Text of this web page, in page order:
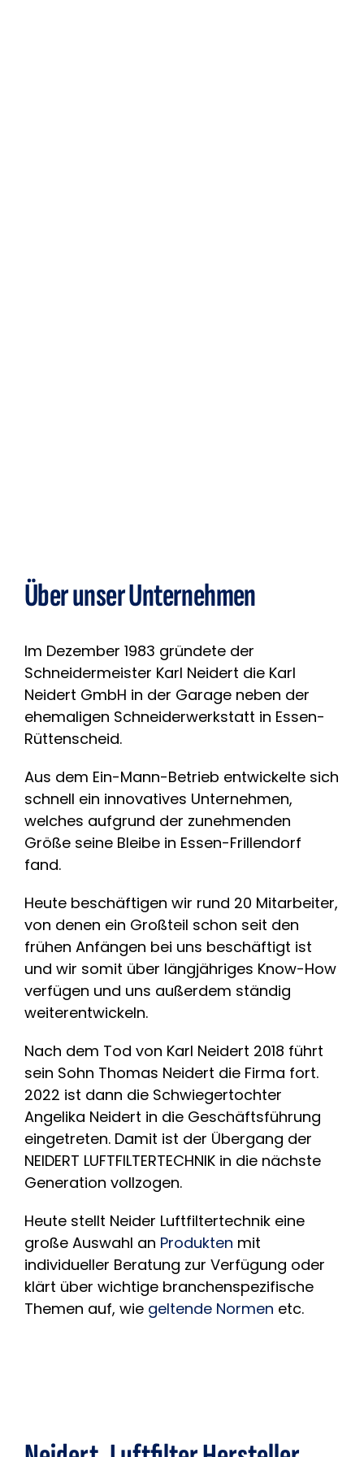
Über unser Unternehmen
Im Dezember 1983 gründete der
Schneidermeister Karl Neidert die Karl
Neidert GmbH in der Garage neben der
ehemaligen Schneiderwerkstatt in Essen-
Rüttenscheid.
Aus dem Ein-Mann-Betrieb entwickelte sich
schnell ein innovatives Unternehmen,
welches aufgrund der zunehmenden
Größe seine Bleibe in Essen-Frillendorf
fand.
Heute beschäftigen wir rund 20 Mitarbeiter,
von denen ein Großteil schon seit den
frühen Anfängen bei uns beschäftigt ist
und wir somit über längjähriges Know-How
verfügen und uns außerdem ständig
weiterentwickeln.
Nach dem Tod von Karl Neidert 2018 führt
sein Sohn Thomas Neidert die Firma fort.
2022 ist dann die Schwiegertochter
Angelika Neidert in die Geschäftsführung
eingetreten. Damit ist der Übergang der
NEIDERT LUFTFILTERTECHNIK in die nächste
Generation vollzogen.
Heute stellt Neider Luftfiltertechnik eine
große Auswahl an Produkten mit
individueller Beratung zur Verfügung oder
klärt über wichtige branchenspezifische
Themen auf, wie geltende Normen etc.